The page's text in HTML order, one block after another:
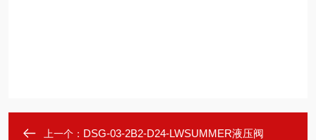
上一个： DSG-03-2B2-D24-LWSUMMER液压阀